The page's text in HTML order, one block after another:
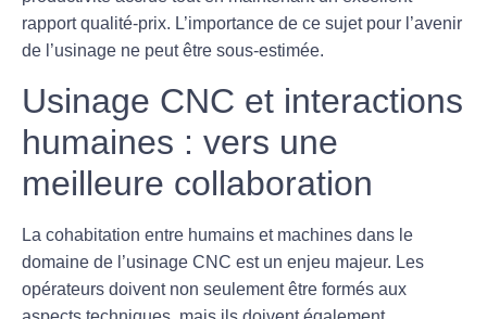
rapport qualité-prix. L’importance de ce sujet pour l’avenir
de l’usinage ne peut être sous-estimée.
Usinage CNC et interactions
humaines : vers une
meilleure collaboration
La cohabitation entre humains et machines dans le
domaine de l’usinage CNC est un enjeu majeur. Les
opérateurs doivent non seulement être formés aux